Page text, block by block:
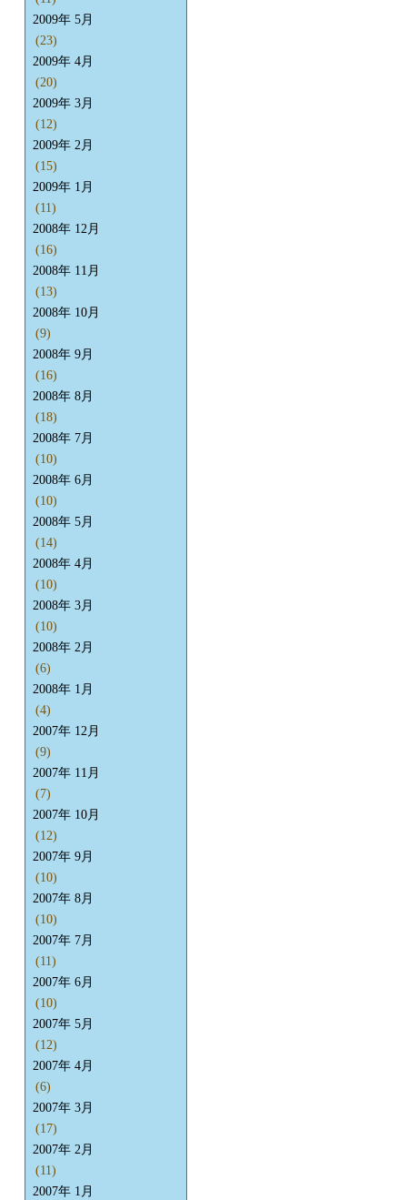
2009年 5月
(23)
2009年 4月
(20)
2009年 3月
(12)
2009年 2月
(15)
2009年 1月
(11)
2008年 12月
(16)
2008年 11月
(13)
2008年 10月
(9)
2008年 9月
(16)
2008年 8月
(18)
2008年 7月
(10)
2008年 6月
(10)
2008年 5月
(14)
2008年 4月
(10)
2008年 3月
(10)
2008年 2月
(6)
2008年 1月
(4)
2007年 12月
(9)
2007年 11月
(7)
2007年 10月
(12)
2007年 9月
(10)
2007年 8月
(10)
2007年 7月
(11)
2007年 6月
(10)
2007年 5月
(12)
2007年 4月
(6)
2007年 3月
(17)
2007年 2月
(11)
2007年 1月